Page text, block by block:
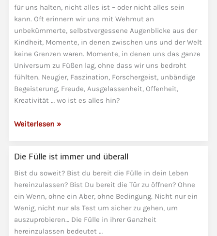
für uns halten, nicht alles ist – oder nicht alles sein
kann. Oft erinnern wir uns mit Wehmut an
unbekümmerte, selbstvergessene Augenblicke aus der
Kindheit, Momente, in denen zwischen uns und der Welt
keine Grenzen waren. Momente, in denen uns das ganze
Universum zu Füßen lag, ohne dass wir uns bedroht
fühlten. Neugier, Faszination, Forschergeist, unbändige
Begeisterung, Freude, Ausgelassenheit, Offenheit,
Kreativität … wo ist es alles hin?
Die
wahrer
Liebe
und
die
individuelle
Lebensaufgabe
Weiterlesen »
Die Fülle ist immer und überall
Bist du soweit? Bist du bereit die Fülle in dein Leben
hereinzulassen? Bist Du bereit die Tür zu öffnen? Ohne
ein Wenn, ohne ein Aber, ohne Bedingung. Nicht nur ein
Wenig, nicht nur als Test um sicher zu gehen, um
auszuprobieren… Die Fülle in ihrer Ganzheit
hereinzulassen bedeutet …